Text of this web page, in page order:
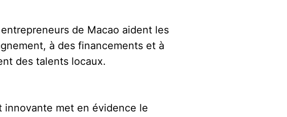
de Macao aident les
à des financements et à
des talents locaux.
innovante met en évidence le